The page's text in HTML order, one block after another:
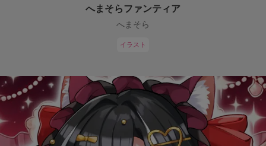
へまそらファンティア
へまそら
イラスト